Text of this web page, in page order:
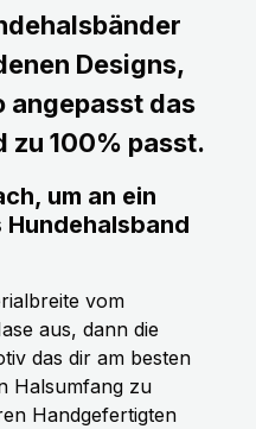
Designs,
angepasst das
zu 100% passt.
um an ein
vom
aus, dann die
das dir am besten
Halsumfang zu
Handgefertigten